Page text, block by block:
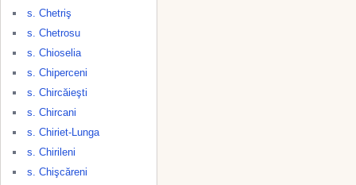
s. Chetriş
s. Chetrosu
s. Chioselia
s. Chiperceni
s. Chircăieşti
s. Chircani
s. Chiriet-Lunga
s. Chirileni
s. Chişcăreni